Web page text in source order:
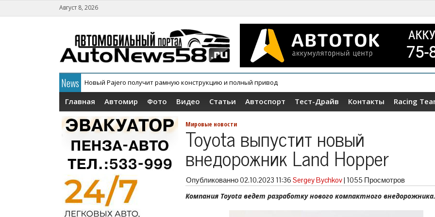
Август 8, 2026
News Новый Pajero получит рамную конструкцию и полный привод
В России официально дебютировал кроссовер Wey V9X
Главная Автомир Фото Видео Статьи Автоспорт Тест-Драйв Контакты Racing
Мировые новости
Toyota выпустит новый
внедорожник Land Hopper
Опубликованно02.10.2023 11:36 Sergey Bychkov| 1055 Просмотров
Компания Toyota ведет разработку нового компактного внедорожника.